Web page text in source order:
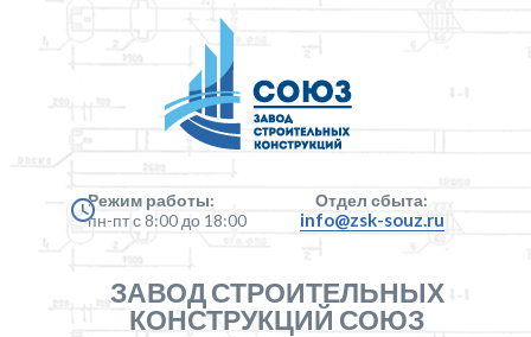
Режим работы:
пн-пт с 8:00 до 18:00
Отдел сбыта:
info@zsk-souz.ru
ЗАВОД СТРОИТЕЛЬНЫХ
КОНСТРУКЦИЙ СОЮЗ